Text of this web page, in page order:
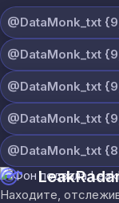
@DataMonk_txt
@DataMonk_txt
@DataMonk_txt
@DataMonk_txt
Находите,